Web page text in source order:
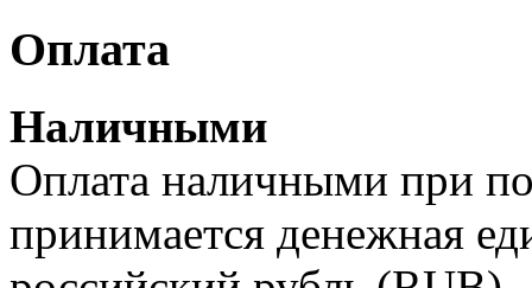
Оплата
Наличными
Оплата наличными при
принимается денежная